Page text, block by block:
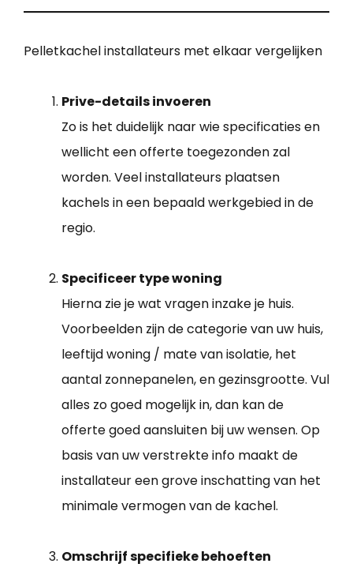
Pelletkachel installateurs met elkaar vergelijken
Prive-details invoeren
Zo is het duidelijk naar wie specificaties en
wellicht een offerte toegezonden zal
worden. Veel installateurs plaatsen
kachels in een bepaald werkgebied in de
regio.
Specificeer type woning
Hierna zie je wat vragen inzake je huis.
Voorbeelden zijn de categorie van uw huis,
leeftijd woning / mate van isolatie, het
aantal zonnepanelen, en gezinsgrootte. Vul
alles zo goed mogelijk in, dan kan de
offerte goed aansluiten bij uw wensen. Op
basis van uw verstrekte info maakt de
installateur een grove inschatting van het
minimale vermogen van de kachel.
Omschrijf specifieke behoeften